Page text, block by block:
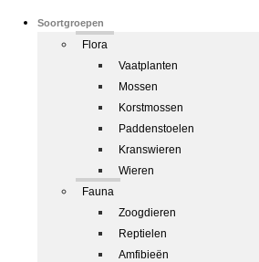
Soortgroepen
Flora
Vaatplanten
Mossen
Korstmossen
Paddenstoelen
Kranswieren
Wieren
Fauna
Zoogdieren
Reptielen
Amfibieën